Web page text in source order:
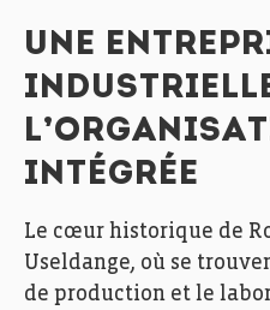
UNE
INTÉGRÉE
Le cœur historique de
Useldange, où se
de production et le